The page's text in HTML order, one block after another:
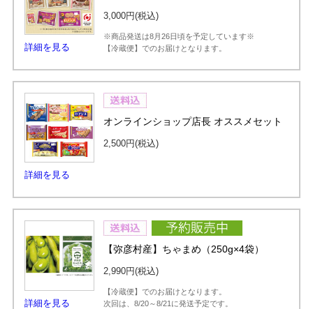
詳細を見る
3,000円(税込)
※商品発送は8月26日頃を予定しています※
【冷蔵便】でのお届けとなります。
詳細を見る
オンラインショップ店長 オススメセット
2,500円(税込)
詳細を見る
【弥彦村産】ちゃまめ（250g×4袋）
2,990円(税込)
【冷蔵便】でのお届けとなります。
次回は、8/20～8/21に発送予定です。